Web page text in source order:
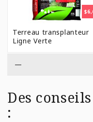
$
Terreau transplanteur
Ligne Verte
—
Des
: